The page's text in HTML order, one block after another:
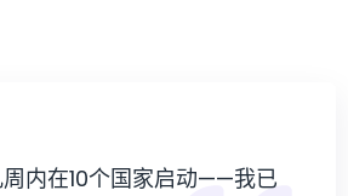
内在10个国家启动——我已